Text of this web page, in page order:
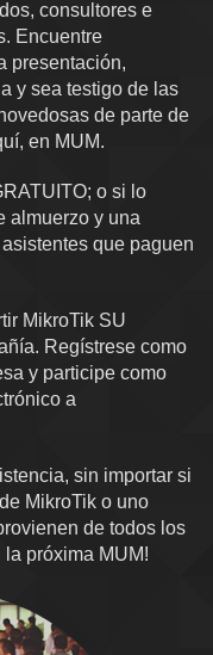
consultores e
Encuentre
presentación,
y sea testigo de las
de parte de
en MUM.
o si lo
almuerzo y una
que paguen
MikroTik SU
Regístrese como
y participe como
a
sin importar si
MikroTik o uno
de todos los
la próxima MUM!